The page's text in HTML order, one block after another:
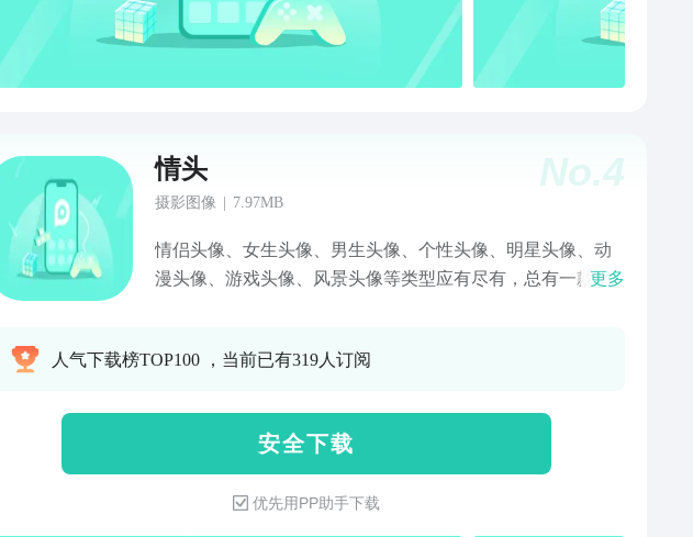
No.4
情头
摄影图像 7.97MB
情侣头像、女生头像、男生头像、个性头像、明星头像、动
漫头像、游戏头像、风景头像等类型应有尽有，总有一款适
更多
人气下载榜TOP100 ，当前已有319人订阅
安 全 下 载
优先用PP助手下载